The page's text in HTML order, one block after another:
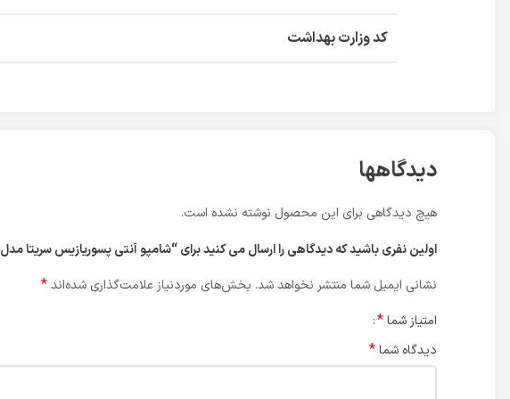
کد وزارت بهداشت
دیدگاهها
هیچ دیدگاهی برای این محصول نوشته نشده است.
اولین نفری باشید که دیدگاهی را ارسال می کنید برای “شامپو آنتی پسوریازیس سریتا مدل Derma PSO حجم 200 میلی لیتر”
نشانی ایمیل شما منتشر نخواهد شد. بخش‌های موردنیاز علامت‌گذاری شده‌اند*
امتیاز شما*
دیدگاه شما*